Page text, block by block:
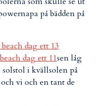
på bädden på
sen låg
i kvällsolen på
vi och en tant de